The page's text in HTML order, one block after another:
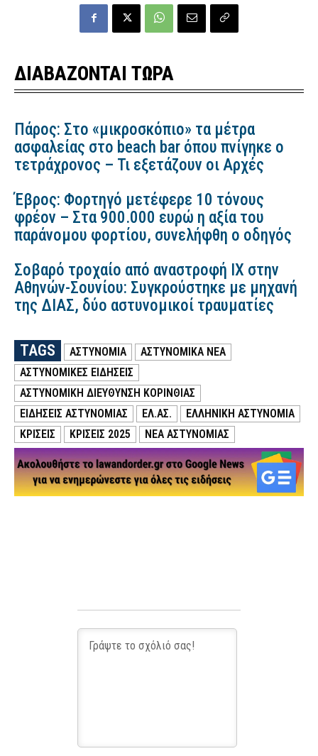
ΔΙΑΒΑΖΟΝΤΑΙ ΤΩΡΑ
Πάρος: Στο «μικροσκόπιο» τα μέτρα
ασφαλείας στο beach bar όπου πνίγηκε ο
τετράχρονος – Τι εξετάζουν οι Αρχές
Έβρος: Φορτηγό μετέφερε 10 τόνους
φρέον – Στα 900.000 ευρώ η αξία του
παράνομου φορτίου, συνελήφθη ο οδηγός
Σοβαρό τροχαίο από αναστροφή ΙΧ στην
Αθηνών-Σουνίου: Συγκρούστηκε με μηχανή
της ΔΙΑΣ, δύο αστυνομικοί τραυματίες
TAGS ΑΣΤΥΝΟΜΙΑ
ΑΣΤΥΝΟΜΙΚΑ ΝΕΑ
ΑΣΤΥΝΟΜΙΚΕΣ ΕΙΔΗΣΕΙΣ
ΑΣΤΥΝΟΜΙΚΉ ΔΙΕΎΘΥΝΣΗ ΚΟΡΙΝΘΊΑΣ
ΕΙΔΗΣΕΙΣ ΑΣΤΥΝΟΜΙΑΣ
ΕΛ.ΑΣ.
ΕΛΛΗΝΙΚΗ ΑΣΤΥΝΟΜΙΑ
ΚΡΙΣΕΙΣ
ΚΡΙΣΕΙΣ 2025 ΝΕΑ ΑΣΤΥΝΟΜΙΑΣ